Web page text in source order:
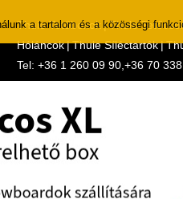
Thule Tetőboxok |Thule
Hóláncok|Thule Síléctartók|
Tel: +36 1 260 09 90 +36 70
a tartalom és a közösségi